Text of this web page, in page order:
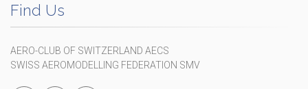
Find Us
AERO-CLUB OF SWITZERLAND AECS
SWISS AEROMODELLING FEDERATION SMV